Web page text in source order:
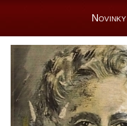
Novinky